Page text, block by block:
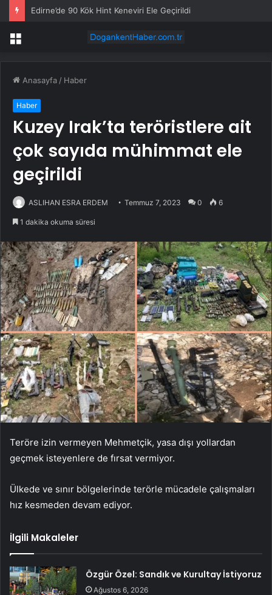
Edirne’de 90 Kök Hint Keneviri Ele Geçirildi
Menü
Anasayfa / Haber
Haber
Kuzey Irak’ta teröristlere ait
çok sayıda mühimmat ele
geçirildi
ASLIHAN ESRA ERDEM Temmuz 7, 2023 0 6
1 dakika okuma süresi
Teröre izin vermeyen Mehmetçik, yasa dışı yollardan
geçmek isteyenlere de fırsat vermiyor.
Ülkede ve sınır bölgelerinde terörle mücadele çalışmaları
hız kesmeden devam ediyor.
İlgili Makaleler
Özgür Özel: Sandık ve Kurultay İstiyoruz
Ağustos 6, 2026